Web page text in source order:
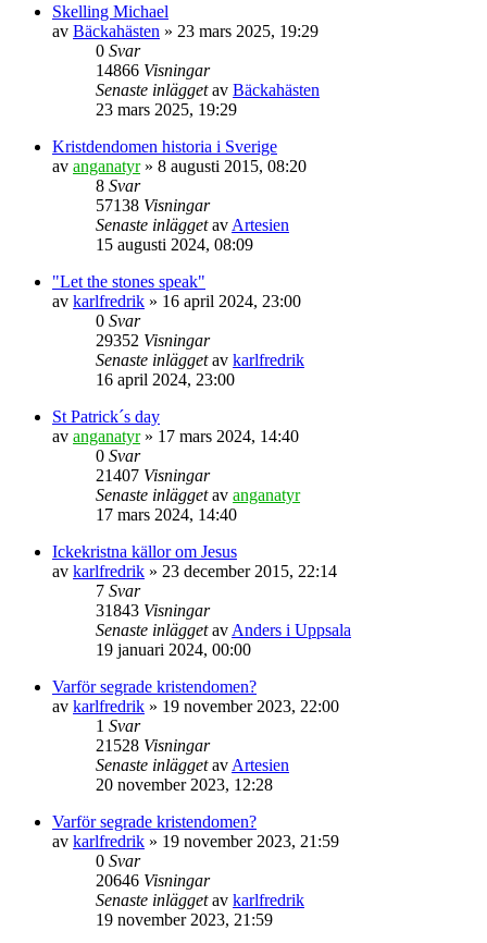
Skelling Michael
av Bäckahästen » 23 mars 2025, 19:29
0 Svar
14866 Visningar
Senaste inläggetav Bäckahästen
23 mars 2025, 19:29
Kristdendomen historia i Sverige
av anganatyr» 8 augusti 2015, 08:20
8 Svar
57138 Visningar
Senaste inläggetav Artesien
15 augusti 2024, 08:09
"Let the stones speak"
av karlfredrik » 16 april 2024, 23:00
0 Svar
29352 Visningar
Senaste inläggetav karlfredrik
16 april 2024, 23:00
St Patrick´s day
av anganatyr» 17 mars 2024, 14:40
0 Svar
21407 Visningar
Senaste inläggetav anganatyr
17 mars 2024, 14:40
Ickekristna källor om Jesus
av karlfredrik » 23 december 2015, 22:14
7 Svar
31843 Visningar
Senaste inläggetav Anders i Uppsala
19 januari 2024, 00:00
Varför segrade kristendomen?
av karlfredrik » 19 november 2023, 22:00
1 Svar
21528 Visningar
Senaste inläggetav Artesien
20 november 2023, 12:28
Varför segrade kristendomen?
av karlfredrik » 19 november 2023, 21:59
0 Svar
20646 Visningar
Senaste inläggetav karlfredrik
19 november 2023, 21:59